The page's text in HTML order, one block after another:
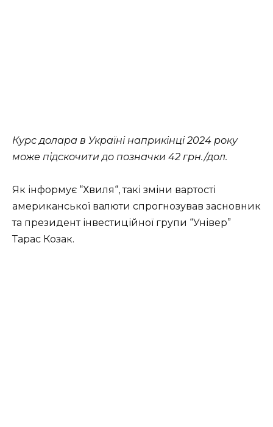
Курс долара в Україні наприкінці 2024 року
може підскочити до позначки 42 грн./дол.
Як інформує “Хвиля“, такі зміни вартості
американської валюти спрогнозував засновник
та президент інвестиційної групи “Універ”
Тарас Козак.